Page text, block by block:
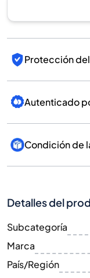
Protección
Autenticado
Condición de
Detalles del
Subcategoría
Marca
País/Región